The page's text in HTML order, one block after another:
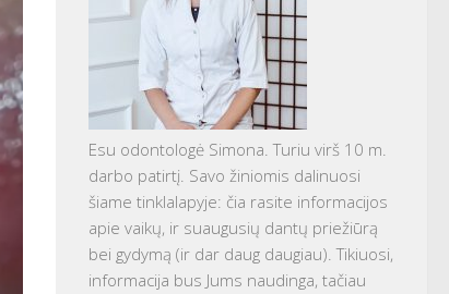
Esu odontologė Simona. Turiu virš 10 m.
darbo patirtį. Savo žiniomis dalinuosi
šiame tinklalapyje: čia rasite informacijos
apie vaikų, ir suaugusių dantų priežiūrą
bei gydymą (ir dar daug daugiau). Tikiuosi,
informacija bus Jums naudinga, tačiau